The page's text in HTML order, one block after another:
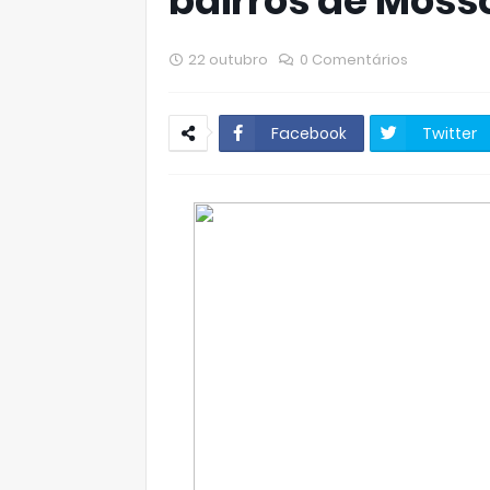
22 outubro 0 Comentários
Facebook Twitter